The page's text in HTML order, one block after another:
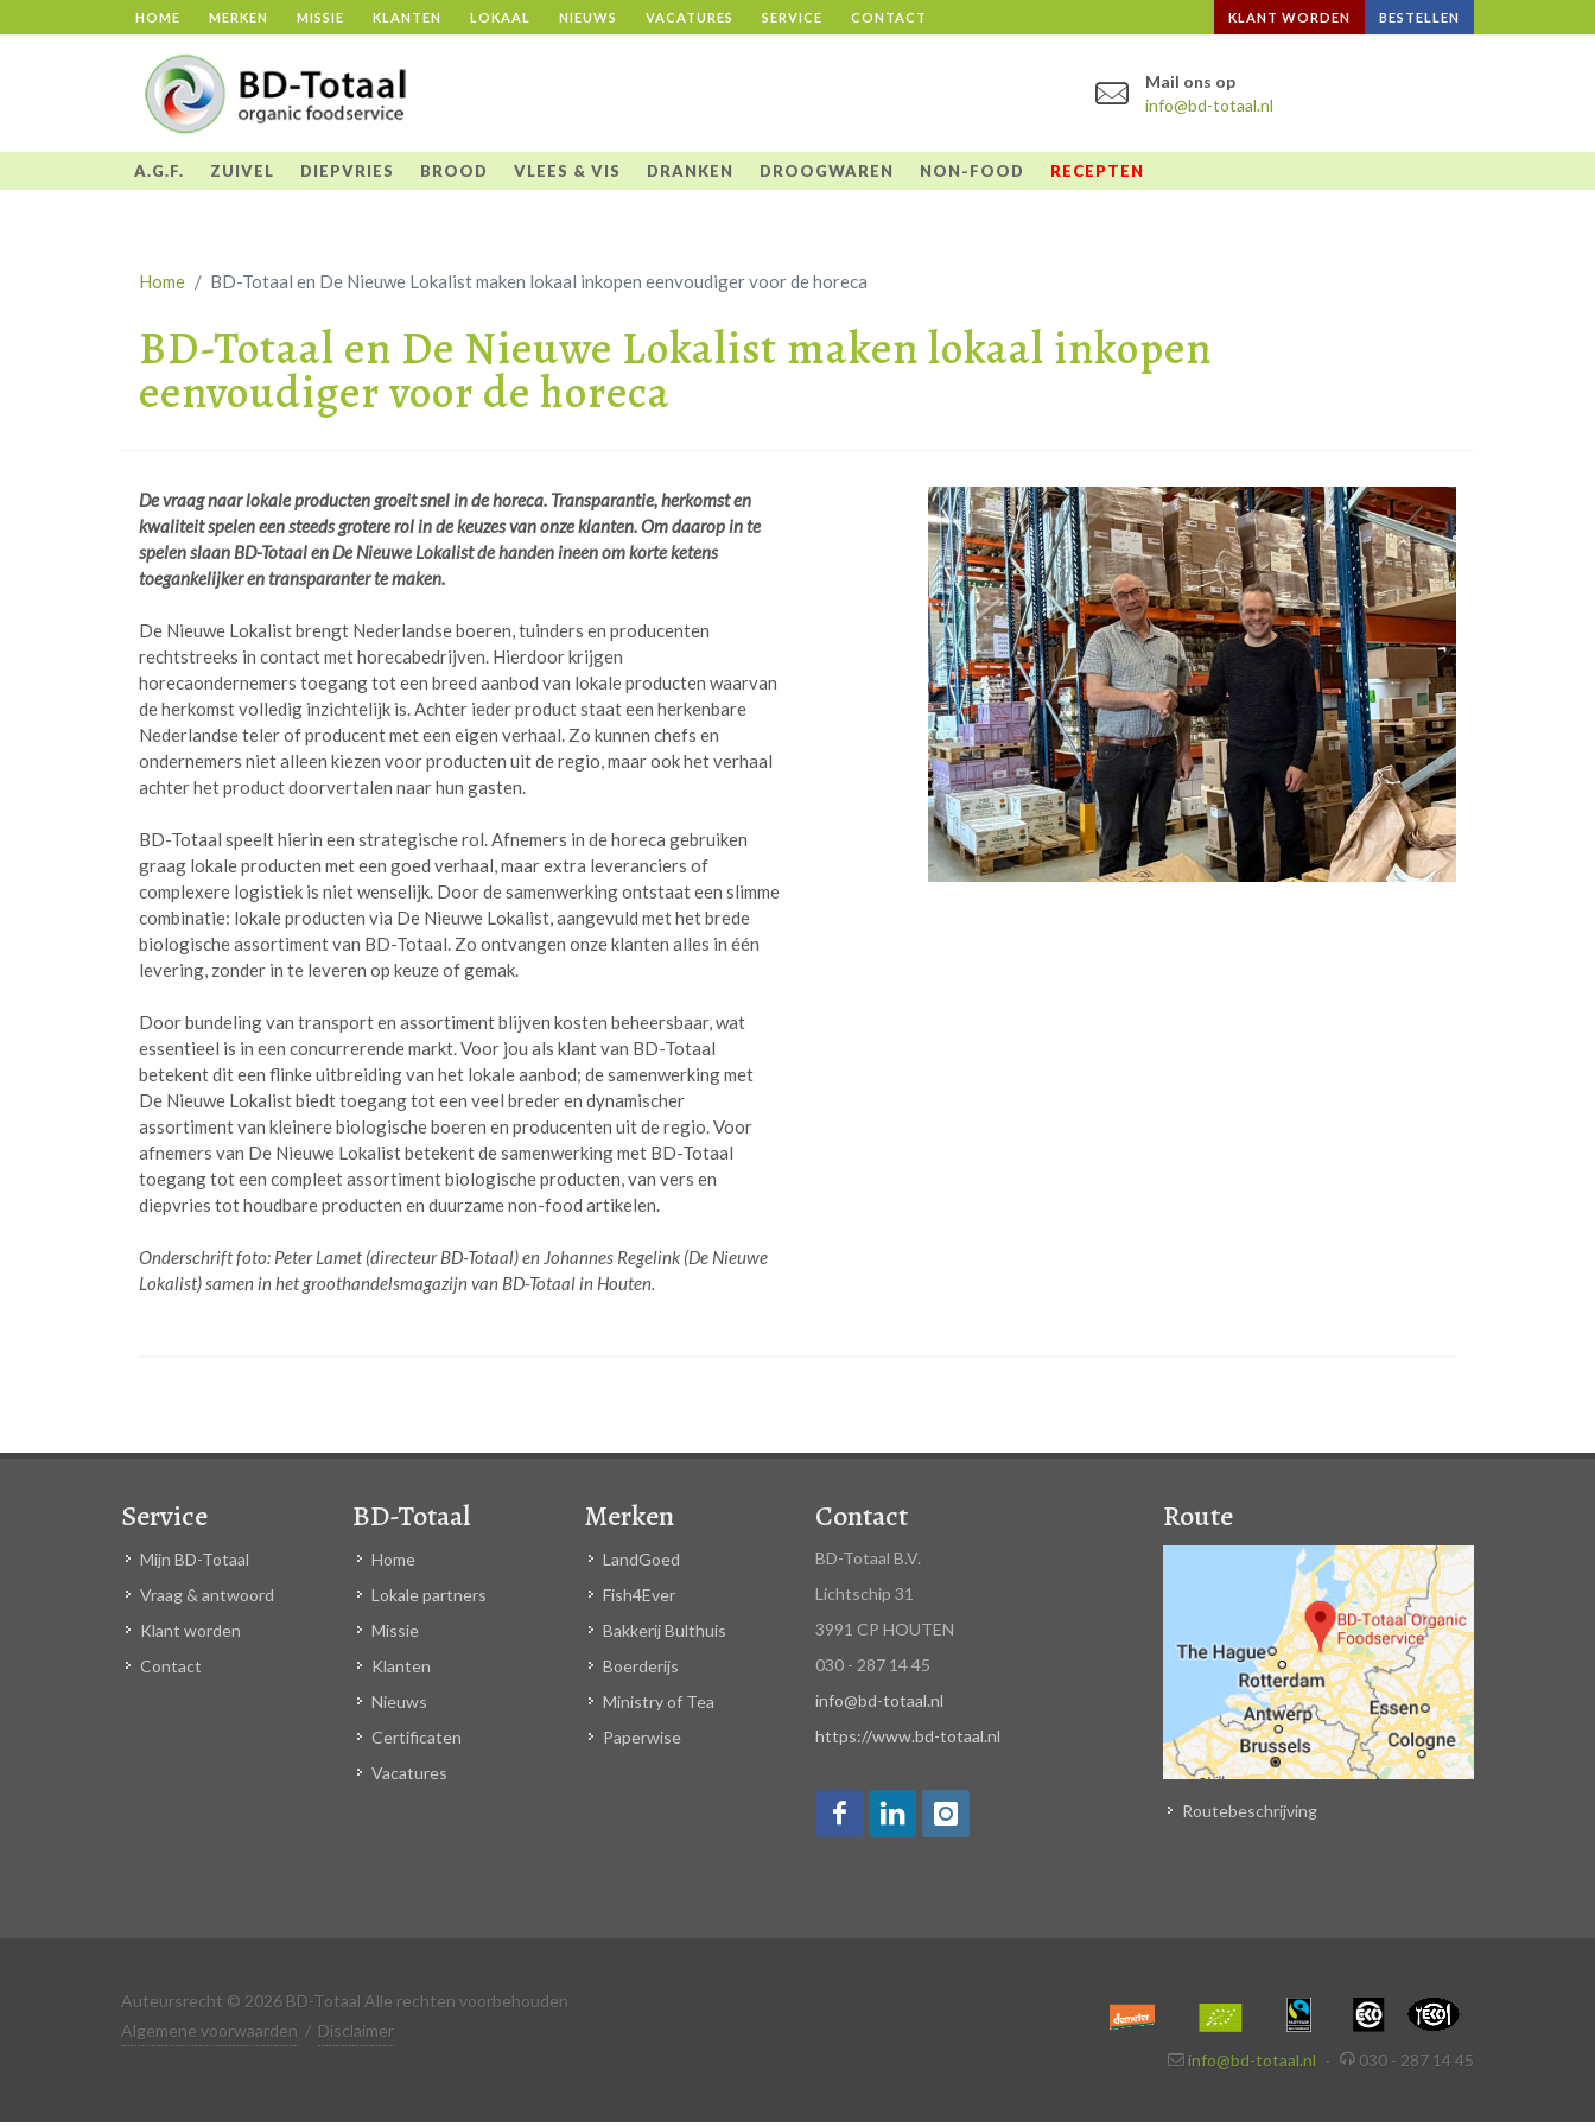
HOME MERKEN MISSIE KLANTEN LOKAAL NIEUWS VACATURES SERVICE CONTACT KLANT WORDEN BESTELLEN
Mail ons op
info@bd-totaal.nl
A.G.F. ZUIVEL DIEPVRIES BROOD VLEES & VIS DRANKEN DROOGWAREN NON-FOOD RECEPTEN
Home BD-Totaal en De Nieuwe Lokalist maken lokaal inkopen eenvoudiger voor de horeca
BD-Totaal en De Nieuwe Lokalist maken lokaal inkopen
eenvoudiger voor de horeca
De vraag naar lokale producten groeit snel in de horeca. Transparantie, herkomst en
kwaliteit spelen een steeds grotere rol in de keuzes van onze klanten. Om daarop in te
spelen slaan BD-Totaal en De Nieuwe Lokalist de handen ineen om korte ketens
toegankelijker en transparanter te maken.
De Nieuwe Lokalist brengt Nederlandse boeren, tuinders en producenten
rechtstreeks in contact met horecabedrijven. Hierdoor krijgen
horecaondernemers toegang tot een breed aanbod van lokale producten waarvan
de herkomst volledig inzichtelijk is. Achter ieder product staat een herkenbare
Nederlandse teler of producent met een eigen verhaal. Zo kunnen chefs en
ondernemers niet alleen kiezen voor producten uit de regio, maar ook het verhaal
achter het product doorvertalen naar hun gasten.
BD-Totaal speelt hierin een strategische rol. Afnemers in de horeca gebruiken
graag lokale producten met een goed verhaal, maar extra leveranciers of
complexere logistiek is niet wenselijk. Door de samenwerking ontstaat een slimme
combinatie: lokale producten via De Nieuwe Lokalist, aangevuld met het brede
biologische assortiment van BD-Totaal. Zo ontvangen onze klanten alles in één
levering, zonder in te leveren op keuze of gemak.
Door bundeling van transport en assortiment blijven kosten beheersbaar, wat
essentieel is in een concurrerende markt. Voor jou als klant van BD-Totaal
betekent dit een flinke uitbreiding van het lokale aanbod; de samenwerking met
De Nieuwe Lokalist biedt toegang tot een veel breder en dynamischer
assortiment van kleinere biologische boeren en producenten uit de regio. Voor
afnemers van De Nieuwe Lokalist betekent de samenwerking met BD-Totaal
toegang tot een compleet assortiment biologische producten, van vers en
diepvries tot houdbare producten en duurzame non-food artikelen.
Onderschrift foto: Peter Lamet (directeur BD-Totaal) en Johannes Regelink (De Nieuwe
Lokalist) samen in het groothandelsmagazijn van BD-Totaal in Houten.
Service
Mijn BD-Totaal
Vraag & antwoord
Klant worden
Contact
BD-Totaal
Home
Lokale partners
Missie
Klanten
Nieuws
Certificaten
Vacatures
Merken
LandGoed
Fish4Ever
Bakkerij Bulthuis
Boerderijs
Ministry of Tea
Paperwise
Contact
BD-Totaal B.V.
Lichtschip 31
3991 CP HOUTEN
030 - 287 14 45
info@bd-totaal.nl
https://www.bd-totaal.nl
Route
Routebeschrijving
Auteursrecht © 2026 BD-Totaal Alle rechten voorbehouden
Algemene voorwaarden / Disclaimer
info@bd-totaal.nl · 030 - 287 14 45